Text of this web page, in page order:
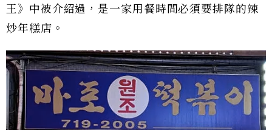
王》中被介紹過，是一家用餐時間必須要排隊的辣
炒年糕店。